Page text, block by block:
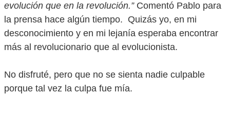
evolución que en la revolución.”Comentó Pablo para
la prensa hace algún tiempo. Quizás yo, en mi
desconocimiento y en mi lejanía esperaba encontrar
más al revolucionario que al evolucionista.
No disfruté, pero que no se sienta nadie culpable
porque tal vez la culpa fue mía.